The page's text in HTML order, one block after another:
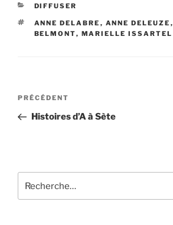
CATÉGORIES
DIFFUSER
ÉTIQUETTES
ANNE DELABRE , ANNE DELEUZE ,
BELMONT, MARIELLE ISSARTEL
Navigation
l’article
Article
précédent
PRÉCÉDENT
Histoires d’A à Sète
pour